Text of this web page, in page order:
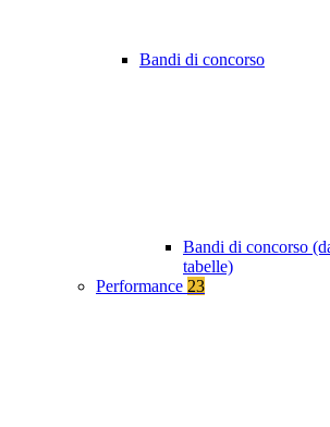
Bandi di concorso
Bandi di concorso
tabelle)
Performance 23